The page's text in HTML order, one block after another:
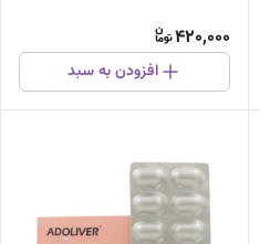
420,000
افزودن به سبد